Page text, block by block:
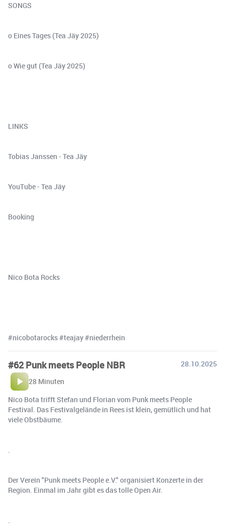
SONGS
o Eines Tages (Tea Jäy 2025)
o Wie gut (Tea Jäy 2025)
LINKS
Tobias Janssen - Tea Jäy
YouTube - Tea Jäy
Booking
Nico Bota Rocks
#nicobotarocks #teajay #niederrhein
#62 Punk meets People NBR
28.10.2025
28 Minuten
Nico Bota trifft Stefan und Florian vom Punk meets People
Festival. Das Festivalgelände in Rees ist klein, gemütlich und hat
viele Obstbäume.
.
Der Verein "Punk meets People e.V." organisiert Konzerte in der
Region. Einmal im Jahr gibt es das tolle Open Air.
.